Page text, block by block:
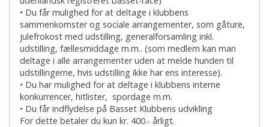
• Du får mulighed for at deltage i klubbens
sammenkomster og sociale arrangementer, som gåture,
julefrokost med udstilling, generalforsamling inkl.
udstilling, fællesmiddage m.m.. (som medlem kan man
deltage i alle arrangementer uden at melde hunden til
udstillingerne, hvis udstilling ikke har ens interesse).
• Du har mulighed for at deltage i klubbens interne
konkurrencer, hitlister, spordage m.m.
• Du får indflydelse på Basset Klubbens udvikling
For dette betaler du kun kr. 400.- årligt.